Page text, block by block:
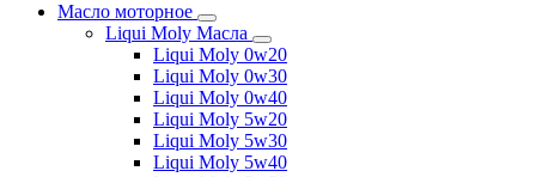
Масло моторное
Liqui Moly Масла
Liqui Moly 0w20
Liqui Moly 0w30
Liqui Moly 0w40
Liqui Moly 5w20
Liqui Moly 5w30
Liqui Moly 5w40